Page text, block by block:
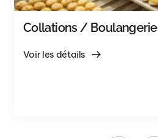
Collations / Boulangerie
Voir les détails